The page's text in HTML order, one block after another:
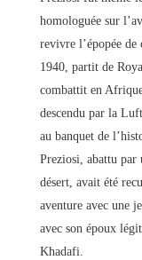
homologuée sur
revivre l’épopée de
1940, partit de
combattit en
descendu par la
au banquet de
Preziosi, abattu par
désert, avait été
aventure avec une
avec son époux
Khadafi.